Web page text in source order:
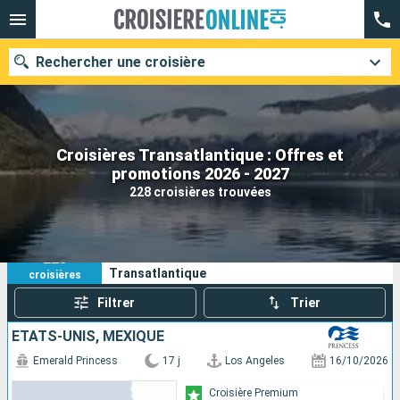
Croisières Transatlantique : Offres et
promotions 2026 - 2027
228 croisières trouvées
Rechercher une croisière
Nos destinations
Mois de départ
Ports Compagnies
Rechercher
228
croisières
Transatlantique
Filtrer Trier
ÉTATS-UNIS, MEXIQUE
Emerald Princess 17 j Los Angeles 16/10/2026
Croisière Premium